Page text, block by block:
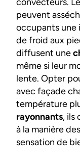
peuvent
occupants une
de froid aux
diffusent une
même si leur
lente. Opter
avec façade
température
rayonnants, ils
à la manière
sensation de